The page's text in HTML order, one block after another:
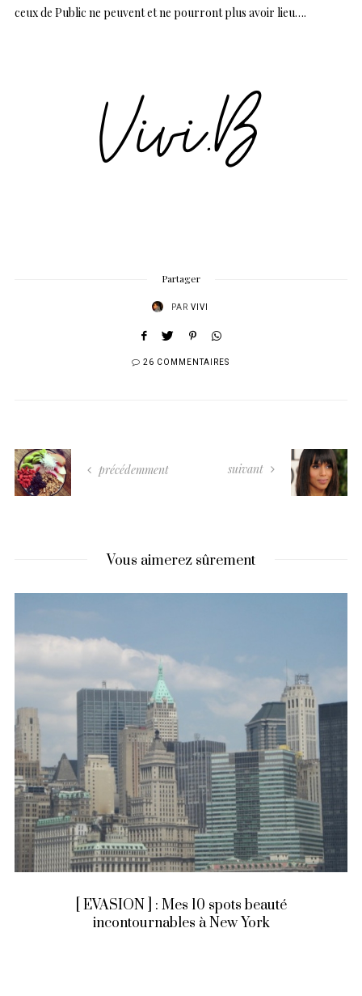
ceux de Public ne peuvent et ne pourront plus avoir lieu….
Partager
PAR VIVI
26 COMMENTAIRES
précédemment suivant
Vous aimerez sûrement
[ EVASION ] : Mes 10 spots beauté
incontournables à New York